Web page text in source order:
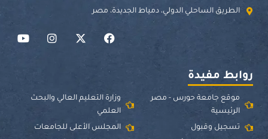
الطريق الساحلي الدولي، دمياط الجديدة، مصر
F
a
b
o
k
X
-
t
I
n
r
m
Y
o
روابط مفيدة
موقع جامعة حورس - مصر
الرئيسية
تسجيل وقبول
وزارة التعليم العالي والبحث
العلمي
المجلس الأعلى للجامعات